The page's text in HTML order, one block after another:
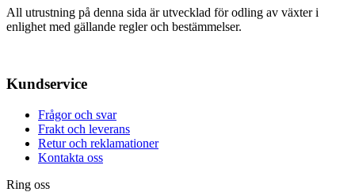
All utrustning på denna sida är utvecklad för odling av växter i
enlighet med gällande regler och bestämmelser.
Kundservice
Frågor och svar
Frakt och leverans
Retur och reklamationer
Kontakta oss
Ring oss